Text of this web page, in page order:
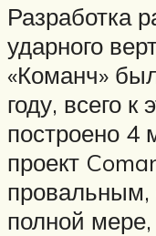
Разработка
ударного
«Команч»
году, всего
построено 4
проект
полной мере,